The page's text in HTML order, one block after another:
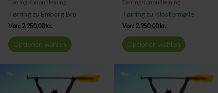
Tørring Kanoudlejning
Tørring zu Emborg Bro
Von: 2.250,00kr.
Optionen wählen
Tørring Kanoudlejning
Tørring zu Klostermølle
Von: 2.250,00kr.
Optionen wählen